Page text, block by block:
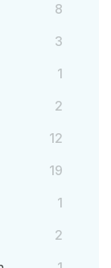
8
3
1
2
12
19
1
2